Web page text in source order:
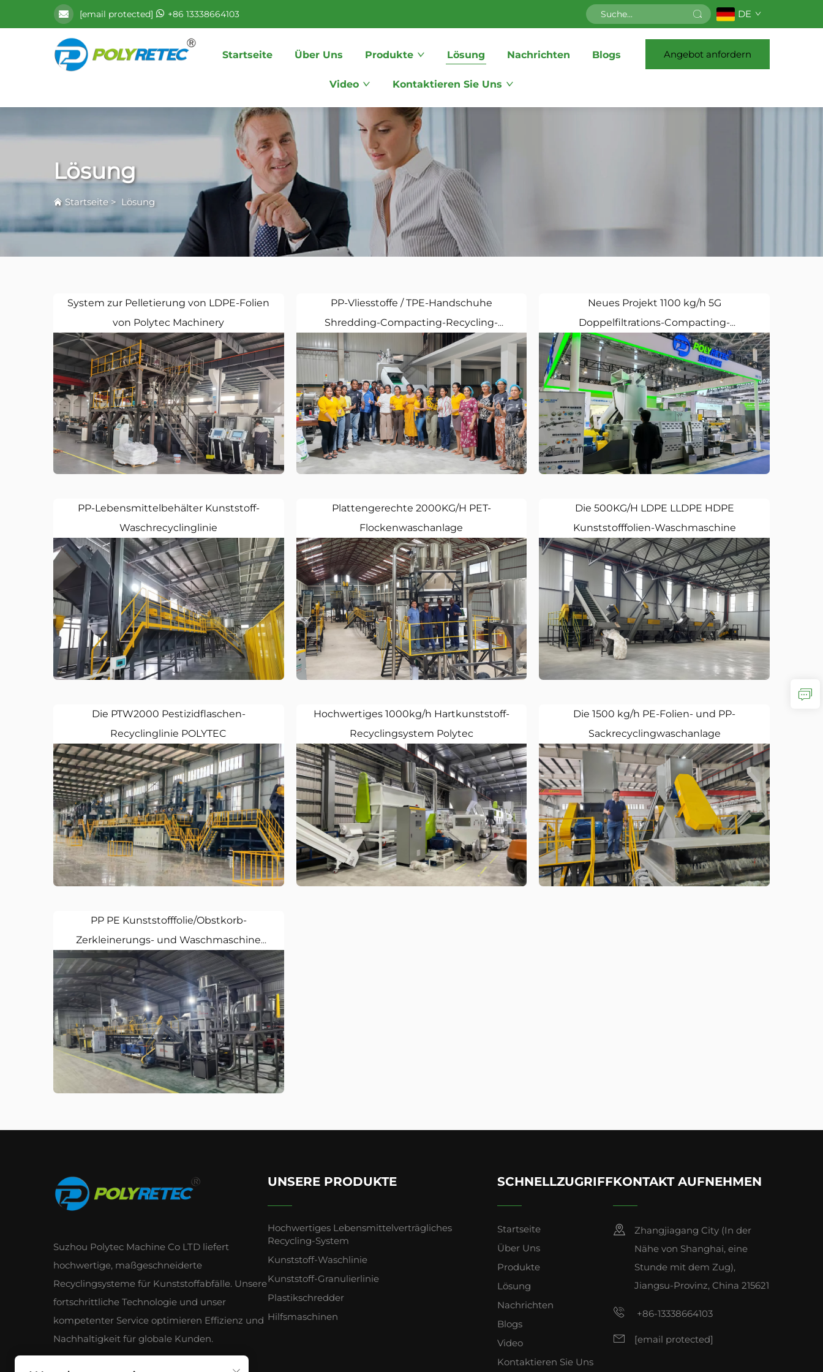
[email protected] +86 13338664103 DE
Startseite Über Uns Produkte Lösung Nachrichten Blogs
Video Kontaktieren Sie Uns
Angebot anfordern
Lösung
Startseite > Lösung
System zur Pelletierung von LDPE-Folien
von Polytec Machinery
PP-Vliesstoffe / TPE-Handschuhe
Shredding-Compacting-Recycling-
Extrudermaschine
Neues Projekt 1100 kg/h 5G
Doppelfiltrations-Compacting-
Pelletieranlage
PP-Lebensmittelbehälter Kunststoff-
Waschrecyclinglinie
Plattengerechte 2000KG/H PET-
Flockenwaschanlage
Die 500KG/H LDPE LLDPE HDPE
Kunststofffolien-Waschmaschine
Die PTW2000 Pestizidflaschen-
Recyclinglinie POLYTEC
Hochwertiges 1000kg/h Hartkunststoff-
Recyclingsystem Polytec
Die 1500 kg/h PE-Folien- und PP-
Sackrecyclingwaschanlage
PP PE Kunststofffolie/Obstkorb-
Zerkleinerungs- und Waschmaschine
POLYTEC
Suzhou Polytec Machine Co LTD liefert
hochwertige, maßgeschneiderte
Recyclingsysteme für Kunststoffabfälle. Unsere
fortschrittliche Technologie und unser
kompetenter Service optimieren Effizienz und
Nachhaltigkeit für globale Kunden.
UNSERE PRODUKTE
Hochwertiges Lebensmittelverträgliches
Recycling-System
Kunststoff-Waschlinie
Kunststoff-Granulierlinie
Plastikschredder
Hilfsmaschinen
SCHNELLZUGRIFF
Startseite
Über Uns
Produkte
Lösung
Nachrichten
Blogs
Video
Kontaktieren Sie Uns
KONTAKT AUFNEHMEN
Zhangjiagang City (In der
Nähe von Shanghai, eine
Stunde mit dem Zug),
Jiangsu-Provinz, China 215621
+86-13338664103
[email protected]